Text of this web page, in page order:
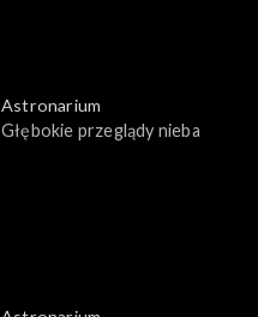
Astronarium
Głębokie przeglądy nieba